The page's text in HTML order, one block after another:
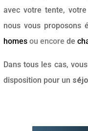
avec votre tente, votre
nous vous proposons
homes ou encore de
Dans tous les cas,
disposition pour un